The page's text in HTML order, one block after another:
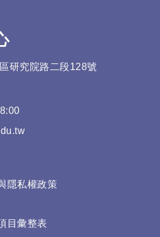
研究院路二段128號
隱私權政策
目彙整表